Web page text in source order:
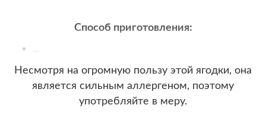
Способ приготовления:
...
Несмотря на огромную пользу этой ягодки, она
является сильным аллергеном, поэтому
употребляйте в меру.